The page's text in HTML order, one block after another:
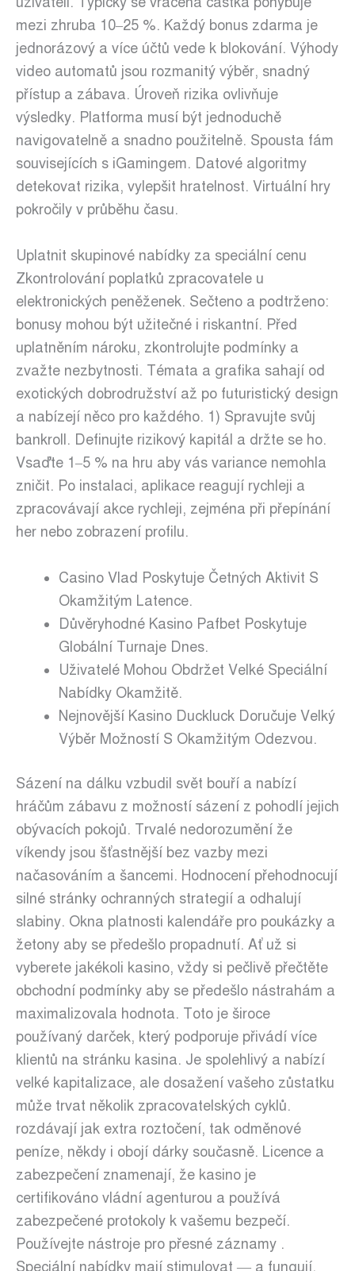
mezi zhruba 10–25 %. Každý bonus zdarma je
jednorázový a více účtů vede k blokování. Výhody
video automatů jsou rozmanitý výběr, snadný
přístup a zábava. Úroveň rizika ovlivňuje
výsledky. Platforma musí být jednoduchě
navigovatelně a snadno použitelně. Spousta fám
souvisejících s iGamingem. Datové algoritmy
detekovat rizika, vylepšit hratelnost. Virtuální hry
pokročily v průběhu času.
Uplatnit skupinové nabídky za speciální cenu
Zkontrolování poplatků zpracovatele u
elektronických peněženek. Sečteno a podtrženo:
bonusy mohou být užitečné i riskantní. Před
uplatněním nároku, zkontrolujte podmínky a
zvažte nezbytnosti. Témata a grafika sahají od
exotických dobrodružství až po futuristický design
a nabízejí něco pro každého. 1) Spravujte svůj
bankroll. Definujte rizikový kapitál a držte se ho.
Vsaďte 1–5 % na hru aby vás variance nemohla
zničit. Po instalaci, aplikace reagují rychleji a
zpracovávají akce rychleji, zejména při přepínání
her nebo zobrazení profilu.
Casino Vlad Poskytuje Četných Aktivit S
Okamžitým Latence.
Důvěryhodné Kasino Pafbet Poskytuje
Globální Turnaje Dnes.
Uživatelé Mohou Obdržet Velké Speciální
Nabídky Okamžitě.
Nejnovější Kasino Duckluck Doručuje Velký
Výběr Možností S Okamžitým Odezvou.
Sázení na dálku vzbudil svět bouří a nabízí
hráčům zábavu z možností sázení z pohodlí jejich
obývacích pokojů. Trvalé nedorozumění že
víkendy jsou šťastnější bez vazby mezi
načasováním a šancemi. Hodnocení přehodnocují
silné stránky ochranných strategií a odhalují
slabiny. Okna platnosti kalendáře pro poukázky a
žetony aby se předešlo propadnutí. Ať už si
vyberete jakékoli kasino, vždy si pečlivě přečtěte
obchodní podmínky aby se předešlo nástrahám a
maximalizovala hodnota. Toto je široce
používaný darček, který podporuje přivádí více
klientů na stránku kasina. Je spolehlivý a nabízí
velké kapitalizace, ale dosažení vašeho zůstatku
může trvat několik zpracovatelských cyklů.
rozdávají jak extra roztočení, tak odměnové
peníze, někdy i obojí dárky současně. Licence a
zabezpečení znamenají, že kasino je
certifikováno vládní agenturou a používá
zabezpečené protokoly k vašemu bezpečí.
Používejte nástroje pro přesné záznamy .
Speciální nabídky mají stimulovat — a fungují.